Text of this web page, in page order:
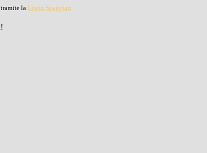
la Login Spaggiari